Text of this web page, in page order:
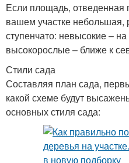
Если площадь, отведенная
вашем участке небольшая,
ступенчато: невысокие –
высокорослые – ближе к
Стили сада
Составляя план сада,
какой схеме будут
основных стиля сада: